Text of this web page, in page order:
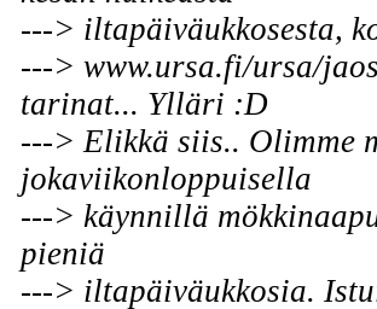
---> iltapäiväukkosesta,
---> www.ursa.fi/ursa/
tarinat... Ylläri :D
---> Elikkä siis.. Olimme
jokaviikonloppuisella
---> käynnillä
pieniä
---> iltapäiväukkosia.